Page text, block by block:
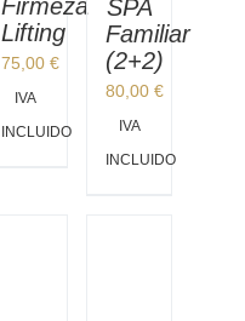
Firmeza
Lifting
75,00€
IVA
INCLUIDO
SPA
Familiar
(2+2)
80,00€
IVA
INCLUIDO